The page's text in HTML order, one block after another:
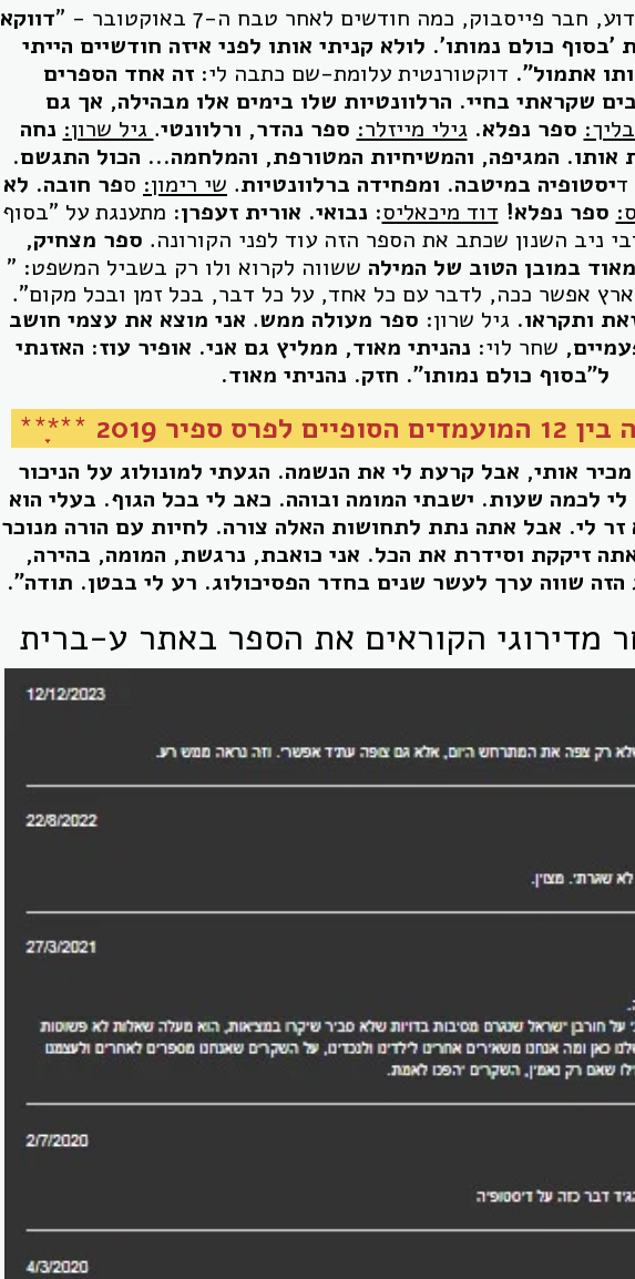
חבר פייסבוק, כמה חודשים לאחר טבח ה-7 באוקטובר - "
דווקא
'בסוף כולם נמותו'. לולא קניתי אותו לפני איזה חודשיים הייתי
אתמול". דוקטורנטית עלומת-שם כתבה לי: זה אחד הספרים
שקראתי בחיי. הרלוונטיות שלו בימים אלו מבהילה, אך גם
ספר נפלא. גילי מייזלר: ספר נהדר, ורלוונטי. גיל שרון: נחה
אותו. המגיפה, והמשיחיות המטורפת, והמלחמה... הכול התגשם.
דיסטופיה במיטבה. ומפחידה ברלוונטיות. שי רימון: ספר חובה. לא
ספר נפלא! דוד מיכאליס: נבואי. אורית זעפרן: מתענגת על "בסוף
ניב השנון שכתב את הספר הזה עוד לפני הקורונה. ספר מצחיק,
במובן הטוב של המילה ששווה לקרוא ולו רק בשביל המשפט: "
אפשר ככה, לדבר עם כל אחד, על כל דבר, בכל זמן ובכל מקום".
ותקראו. גיל שרון: ספר מעולה ממש. אני מוצא את עצמי חושב
ים, שחר לוי: נהניתי מאוד, ממליץ גם אני. אופיר עוז: האזנתי
ל"בסוף כולם נמותו". חזק. נהניתי מאוד.
ספיר 2019 ***ָָ**
אותי, אבל קרעת לי את הנשמה. הגעתי למונולוג על הניכור
לי לכמה שעות. ישבתי המומה ובוהה. כאב לי בכל הגוף. בעלי הוא
זר לי. אבל אתה נתת לתחושות האלה צורה. לחיות עם הורה מנוכר
זיקקת וסידרת את הכל. אני כואבת, נרגשת, המומה, בהירה,
הזה שווה ערך לעשר שנים בחדר הפסיכולוג. רע לי בבטן. תודה".
מדירוגי הקוראים את הספר באתר ע-ברית